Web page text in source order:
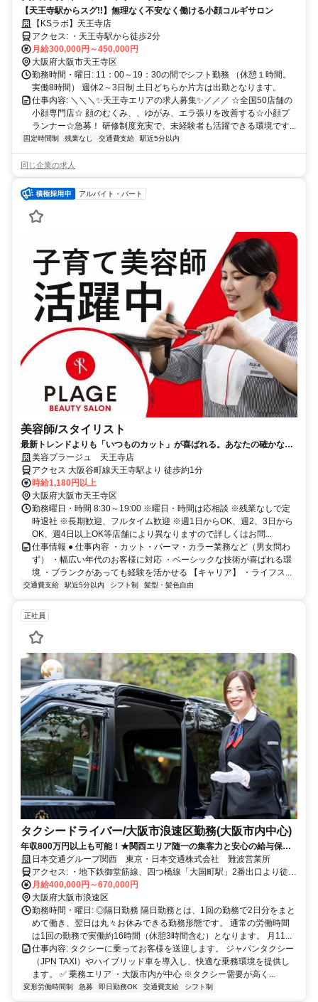
【天王寺駅からスグ!!】無理なく不安なく働ける小顔コルギサロン
【KSラボ】天王寺店
アクセス: ・天王寺駅から徒歩2分
月給300,000円～450,000円
大阪府大阪市天王寺区
勤務時間・曜日: 11：00～19：30の間でシフト勤務 （休憩１時間。
実働8時間） 週休2～3日制 土日どちらか片方は出勤となります。
仕事内容: ＼＼＼✨天王寺エリアの求人募集✨／／／ ☆全国50店舗の
小顔専門店☆ 顔のむくみ、、ゆがみ、エラ張りを改善する☆小顔プ
ランナー☆急募！ 研修制度充実で、未経験者も活躍できる環境です...
固定時間制 残業なし 交通費支給 駅近5分以内
同じ企業の求人
アルバイト・パート
美容師/スタイリスト
最新トレンドよりも「いつものカット」が喜ばれる。あなたの確かな基
礎技術が活きる場所。
美容プラージュ 天王寺店
アクセス 大阪谷町線天王寺駅より 徒歩約1分
時給1,180円以上
大阪府大阪市天王寺区
勤務曜日・時間 8:30～19:00 ※曜日・時間は応相談 ※残業なしで定
時退社 ※長期歓迎、フルタイム歓迎 ※週1日からOK、週2、3日から
OK、週4日以上OK等店舗により異なりますので詳しくはお問...
仕事情報 ● 仕事内容 ・カット・パーマ・カラー業務など（男女問わ
ず） ・幅広い年代のお客様に対応 ・ベーシックな技術が喜ばれる環
境 ・ブランクがあっても経験を活かせる 【キャリア】 ・ライフス...
交通費支給 駅近5分以内 シフト制 髪型・髪色自由
正社員
タクシードライバー/大阪市浪速区勤務(大阪市内中心)
年収800万円以上も可能！★関西エリア随一の集客力と安心の給与保証
で未経験から稼げる！
日本交通グループ関西 東京・日本交通株式会社 難波営業所
アクセス: ・地下鉄御堂筋線、四つ橋線「大国町駅」2番出口より徒歩
3分 ✅ マイカー（車・バイク）通勤：可
月給400,000円～670,000円
大阪府大阪市浪速区
勤務時間・曜日: ◎隔日勤務 隔日勤務とは、1回の勤務で2日分をまと
めて働き、翌日は丸々お休みできる勤務形態です。 通常の労働時間
は1回の勤務で実働約16時間（休憩3時間含む）となります。 月11...
仕事内容: タクシーに乗ってお客様を送迎します。 ジャパンタクシー
（JPN TAXI）やハイブリッド車を導入し、快適な乗務環境を提供し
ます。 ✅ 乗務エリア ・大阪市内が中心 ※タクシー需要が高く...
変形労働時間制 急募 即日勤務OK 交通費支給 シフト制